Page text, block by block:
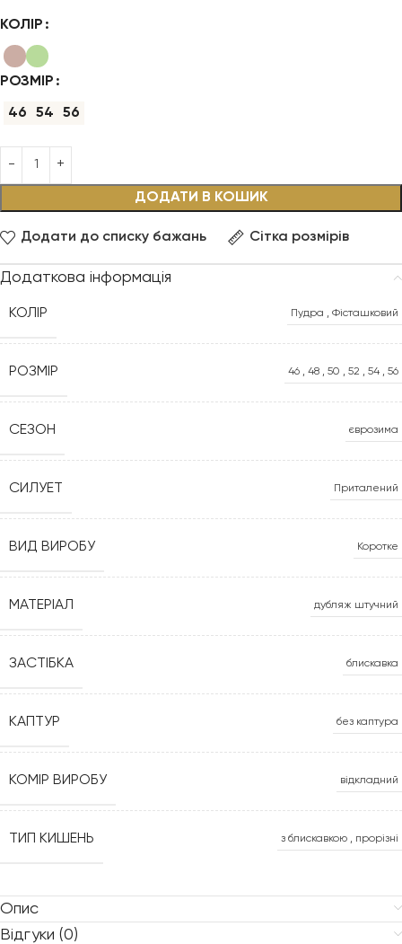
КОЛІР
РОЗМІР
46 54 56
ДОДАТИ В КОШИК
Додати до списку бажань Сітка розмірів
Додаткова інформація
КОЛІР Пудра , Фісташковий
РОЗМІР 46 , 48 , 50 , 52 , 54 , 56
СЕЗОН єврозима
СИЛУЕТ Приталений
ВИД ВИРОБУ Коротке
МАТЕРІАЛ дубляж штучний
ЗАСТІБКА блискавка
КАПТУР без каптура
КОМІР ВИРОБУ відкладний
ТИП КИШЕНЬ з блискавкою , прорізні
Опис
Відгуки (0)